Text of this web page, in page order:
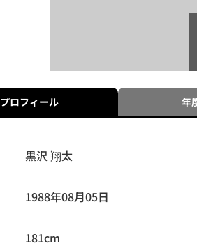
プロフィール 年
黒沢 翔太
1988年08月05日
181cm